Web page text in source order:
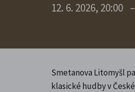
12. 6. 2026, 20:00 –
Smetanova Litomyšl
klasické hudby v